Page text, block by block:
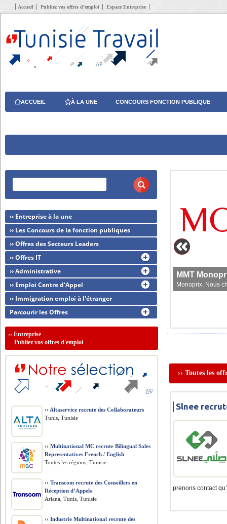
Accueil Publiez vos offres d’emploi Espace Entreprise
ACCUEIL À LA UNE CONCOURS FONCTION PUBLIQUE
MMT
Monoprix, Nous
›› Toutes les
Slnee
prenons contact
›› Entreprise à la une
›› Les Concours de la fonction publiques
›› Offres des Secteurs Leaders
›› Offres IT
›› Administrative
›› Emploi Centre d'Appel
›› Immigration emploi à l'étranger
Parcourir les Offres
››Entreprise
Publiez vos offres d'emploi
›› Altaservice recrute des Collaborateurs
Tunis, Tunisie
›› Multinational MC recrute Bilingual Sales
Representatives French / English
Toutes les régions, Tunisie
›› Transcom recrute des Conseillers en
Réception d’Appels
Ariana, Tunis, Tunisie
›› Industrie Multinational recrute des